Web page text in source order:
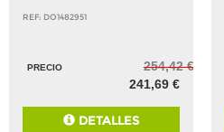
REF: DO1482951
PRECIO
254,42 €
241,69 €
DETALLES